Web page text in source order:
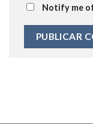
Notify me